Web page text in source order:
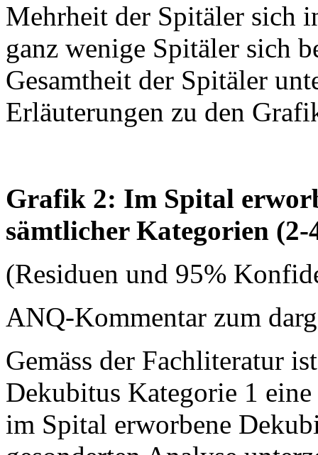
Mehrheit der Spitäler sich
ganz wenige Spitäler sich
Gesamtheit der Spitäler
Erläuterungen zu den
Grafik 2: Im Spital
sämtlicher Kategorien (2-
(Residuen und 95%
ANQ-Kommentar zum
Gemäss der Fachliteratur
Dekubitus Kategorie 1
im Spital erworbene